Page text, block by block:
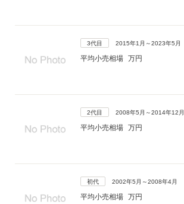
3代目 2015年1月～2023年5月
平均小売相場 万円
2代目 2008年5月～2014年12月
平均小売相場 万円
初代 2002年5月～2008年4月
平均小売相場 万円